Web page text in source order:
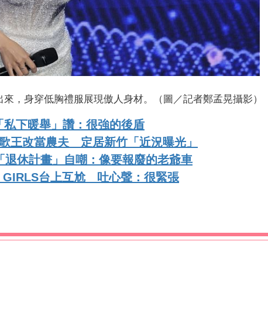
，身穿低胸禮服展現傲人身材。（圖／記者鄭孟晃攝影）
下暖舉」讚：很強的後盾
王改當農夫 定居新竹「近況曝光」
休計畫」自嘲：像要報廢的老爺車
GIRLS台上互尬 吐心聲：很緊張